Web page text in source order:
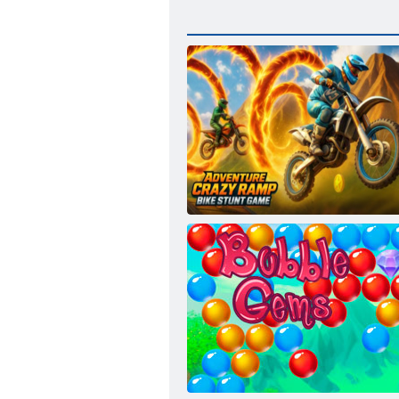
Gioco di acrobazie in bici con rampa pazza
di avventura